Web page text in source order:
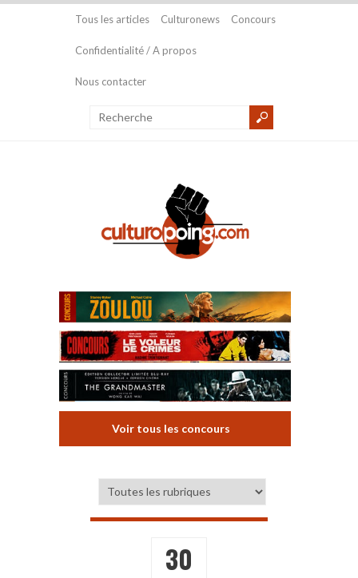
Tous les articles Culturonews Concours
Confidentialité / A propos
Nous contacter
Voir tous les concours
30